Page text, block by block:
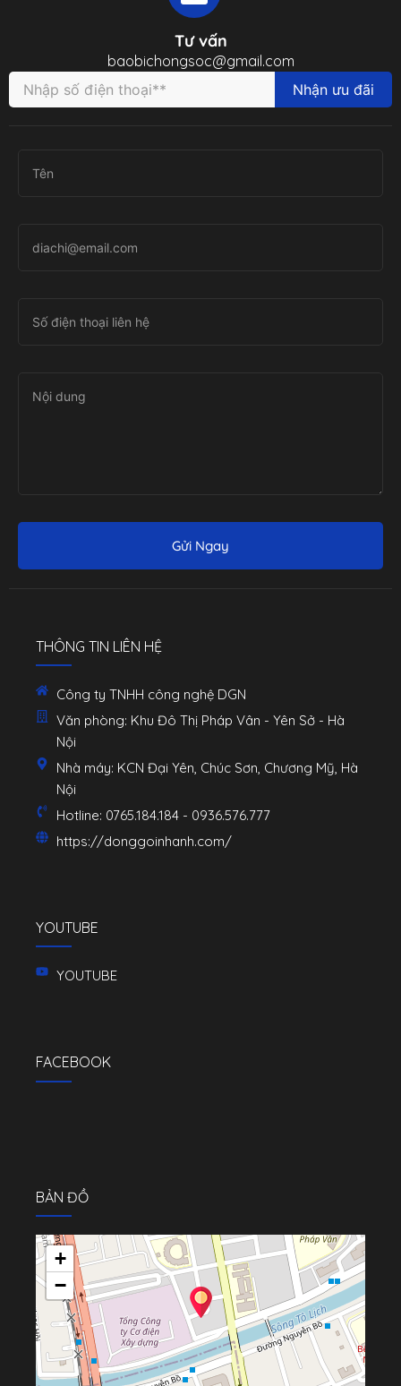
Tư vấn
baobichongsoc@gmail.com
Nhận ưu đãi
Gửi Ngay
THÔNG TIN LIÊN HỆ
Công ty TNHH công nghệ DGN
Văn phòng: Khu Đô Thị Pháp Vân - Yên Sở - Hà
Nội
Nhà máy: KCN Đại Yên, Chúc Sơn, Chương Mỹ, Hà
Nội
Hotline: 0765.184.184 - 0936.576.777
https://donggoinhanh.com/
YOUTUBE
YOUTUBE
FACEBOOK
BẢN ĐỒ
+
−